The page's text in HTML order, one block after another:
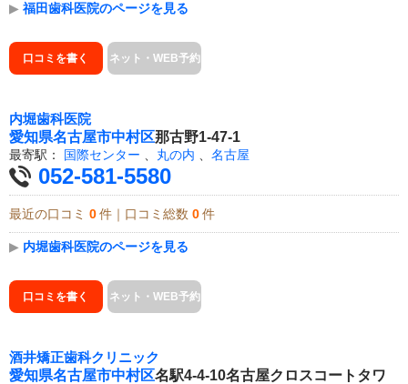
▶ 福田歯科医院のページを見る
口コミを書く ネット・WEB予約
内堀歯科医院
愛知県名古屋市中村区那古野1-47-1
最寄駅： 国際センター 、 丸の内 、 名古屋
052-581-5580
最近の口コミ 0 件｜口コミ総数 0 件
▶ 内堀歯科医院のページを見る
口コミを書く ネット・WEB予約
酒井矯正歯科クリニック
愛知県名古屋市中村区名駅4-4-10名古屋クロスコートタワ